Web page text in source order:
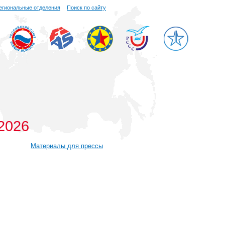
отделения Поиск по сайту
Материалы для прессы